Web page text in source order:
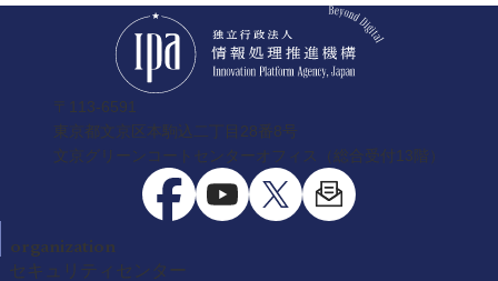
〒113-6591
東京都文京区本駒込二丁目28番8号
文京グリーンコートセンターオフィス（総合受付13階）
organization
セキュリティセンター